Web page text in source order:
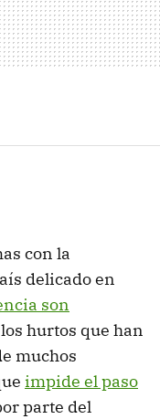
con la
delicado en
son
hurtos que han
muchos
impide el paso
parte del